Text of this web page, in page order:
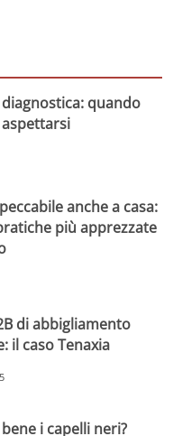
quando
anche a casa:
più apprezzate
di abbigliamento
il caso Tenaxia
i capelli neri?